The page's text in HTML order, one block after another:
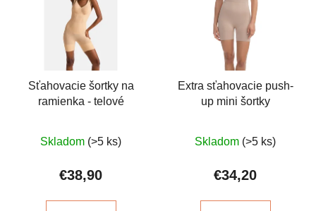
Sťahovacie šortky na
ramienka - telové
hodnotenie
produktu
Skladom (>5 ks)
€38,90
Extra sťahovacie push-
up mini šortky
hodnotenie
produktu
Skladom (>5 ks)
€34,20